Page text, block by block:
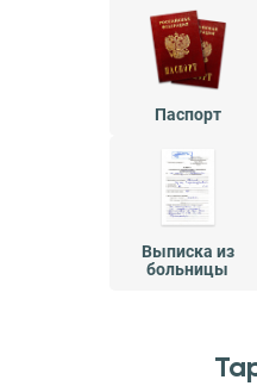
Паспорт
Выписка из
больницы